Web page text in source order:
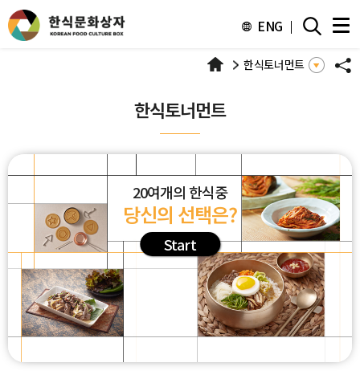
ENG
한식토너먼트
한식토너먼트
20여개의 한식중
당신의 선택은?
Start